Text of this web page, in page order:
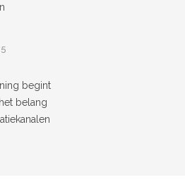
begint
belang